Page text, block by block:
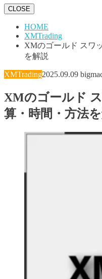
CLOSE
HOME
XMTrading
XMのゴールド スワ
を解説
XMTrading2025.09.09
XMのゴールド
算・時間・方法